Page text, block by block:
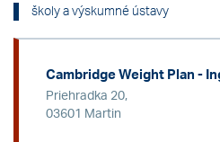
školy a výskumné ústavy
Cambridge Weight Plan -
Priehradka 20,
03601 Martin